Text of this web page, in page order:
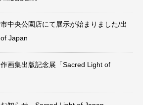
中央公園店にて展示が始まりました/出
Japan
画集出版記念展「Sacred Light of